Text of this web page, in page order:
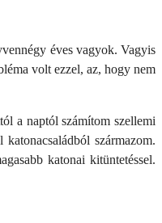
éves vagyok. Vagyis
volt ezzel, az, hogy nem
a naptól számítom szellemi
származom.
katonai kitüntetéssel.